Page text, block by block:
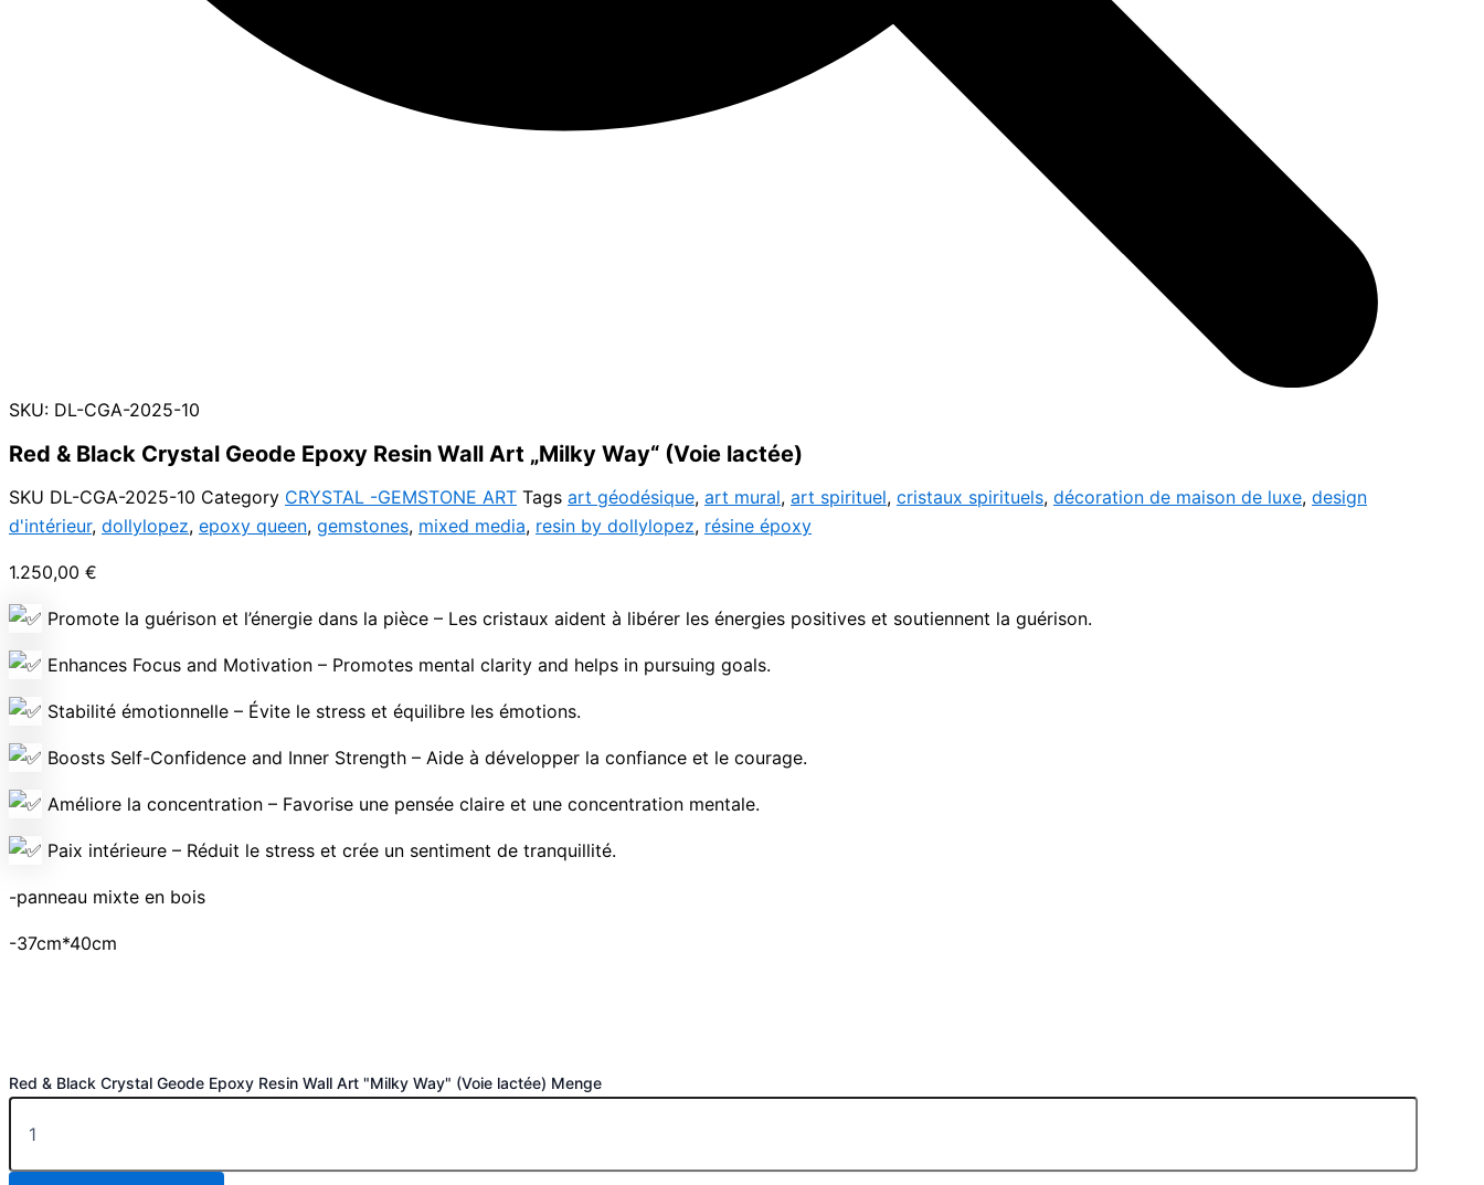
SKU: DL-CGA-2025-10
Red & Black Crystal Geode Epoxy Resin Wall Art „Milky Way“ (Voie lactée)
SKU DL-CGA-2025-10 Category CRYSTAL -GEMSTONE ART Tags art géodésique, art mural, art spirituel, cristaux spirituels, décoration de maison de luxe, design
d'intérieur, dollylopez, epoxy queen, gemstones, mixed media, resin by dollylopez, résine époxy
1.250,00 €
Promote la guérison et l’énergie dans la pièce – Les cristaux aident à libérer les énergies positives et soutiennent la guérison.
Enhances Focus and Motivation – Promotes mental clarity and helps in pursuing goals.
Stabilité émotionnelle – Évite le stress et équilibre les émotions.
Boosts Self-Confidence and Inner Strength – Aide à développer la confiance et le courage.
Améliore la concentration – Favorise une pensée claire et une concentration mentale.
Paix intérieure – Réduit le stress et crée un sentiment de tranquillité.
-panneau mixte en bois
-37cm*40cm
Red & Black Crystal Geode Epoxy Resin Wall Art "Milky Way" (Voie lactée) Menge